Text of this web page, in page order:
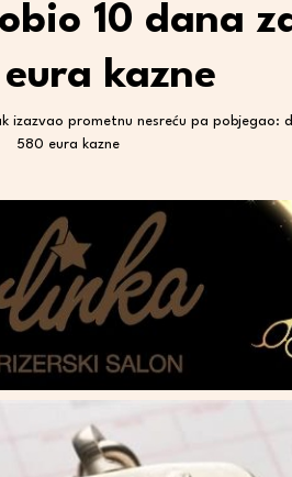
10 dana
kazne
izazvao prometnu nesreću pa pobjegao:
580 eura kazne